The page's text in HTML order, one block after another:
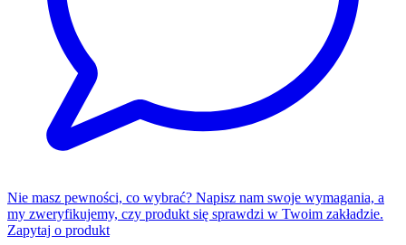
Nie masz pewności, co wybrać? Napisz nam swoje wymagania, a
my zweryfikujemy, czy produkt się sprawdzi w Twoim zakładzie.
Zapytaj o produkt